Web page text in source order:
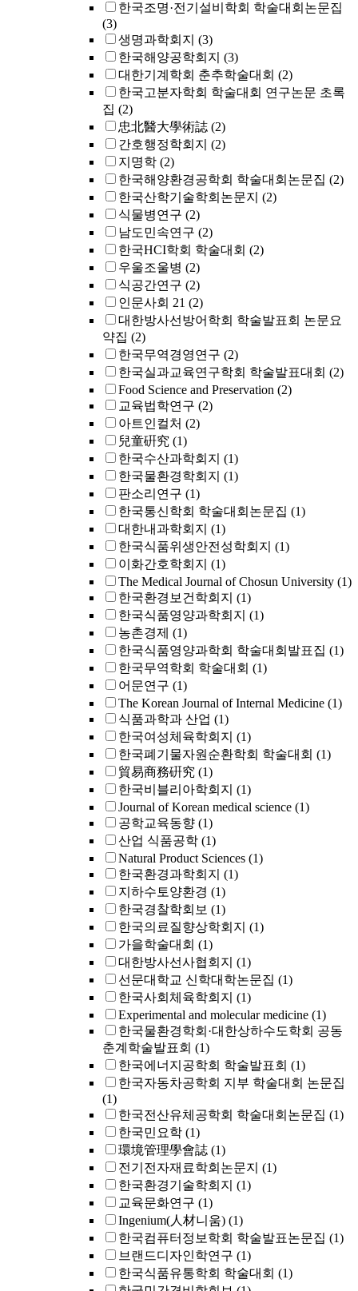
한국조명·전기설비학회 학술대회논문집
(3)
생명과학회지 (3)
한국해양공학회지 (3)
대한기계학회 춘추학술대회 (2)
한국고분자학회 학술대회 연구논문 초록
집 (2)
忠北醫大學術誌 (2)
간호행정학회지 (2)
지명학 (2)
한국해양환경공학회 학술대회논문집 (2)
한국산학기술학회논문지 (2)
식물병연구 (2)
남도민속연구 (2)
한국HCI학회 학술대회 (2)
우울조울병 (2)
식공간연구 (2)
인문사회 21 (2)
대한방사선방어학회 학술발표회 논문요
약집 (2)
한국무역경영연구 (2)
한국실과교육연구학회 학술발표대회 (2)
Food Science and Preservation (2)
교육법학연구 (2)
아트인컬처 (2)
兒童硏究 (1)
한국수산과학회지 (1)
한국물환경학회지 (1)
판소리연구 (1)
한국통신학회 학술대회논문집 (1)
대한내과학회지 (1)
한국식품위생안전성학회지 (1)
이화간호학회지 (1)
The Medical Journal of Chosun University (1)
한국환경보건학회지 (1)
한국식품영양과학회지 (1)
농촌경제 (1)
한국식품영양과학회 학술대회발표집 (1)
한국무역학회 학술대회 (1)
어문연구 (1)
The Korean Journal of Internal Medicine (1)
식품과학과 산업 (1)
한국여성체육학회지 (1)
한국폐기물자원순환학회 학술대회 (1)
貿易商務硏究 (1)
한국비블리아학회지 (1)
Journal of Korean medical science (1)
공학교육동향 (1)
산업 식품공학 (1)
Natural Product Sciences (1)
한국환경과학회지 (1)
지하수토양환경 (1)
한국경찰학회보 (1)
한국의료질향상학회지 (1)
가을학술대회 (1)
대한방사선사협회지 (1)
선문대학교 신학대학논문집 (1)
한국사회체육학회지 (1)
Experimental and molecular medicine (1)
한국물환경학회·대한상하수도학회 공동
춘계학술발표회 (1)
한국에너지공학회 학술발표회 (1)
한국자동차공학회 지부 학술대회 논문집
(1)
한국전산유체공학회 학술대회논문집 (1)
한국민요학 (1)
環境管理學會誌 (1)
전기전자재료학회논문지 (1)
한국환경기술학회지 (1)
교육문화연구 (1)
Ingenium(人材니움) (1)
한국컴퓨터정보학회 학술발표논문집 (1)
브랜드디자인학연구 (1)
한국식품유통학회 학술대회 (1)